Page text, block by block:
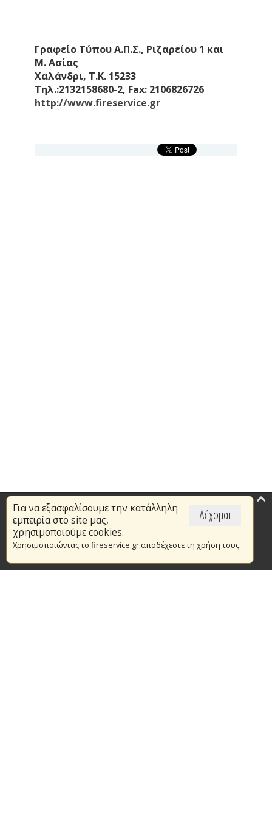
Γραφείο Τύπου Α.Π.Σ., Ριζαρείου 1 και
Μ. Ασίας
Χαλάνδρι, Τ.Κ. 15233
Τηλ.:2132158680-2, Fax: 2106826726
http://www.fireservice.gr
Δέχομαι
Για να εξασφαλίσουμε την κατάλληλη
εμπειρία στο site μας,
χρησιμοποιούμε cookies.
Χρησιμοποιώντας το fireservice.gr αποδέχεστε τη χρήση τους.
Επικαιρότητα
Το Πυροσβεστικό Σώμα